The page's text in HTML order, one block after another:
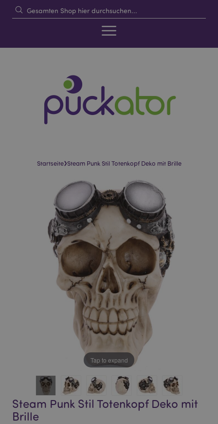
Startseite›Steam Punk Stil Totenkopf Deko mit Brille
Tap to expand
Steam Punk Stil Totenkopf Deko mit
Brille